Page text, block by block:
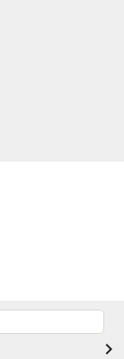
navigate_next